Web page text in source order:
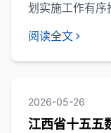
划实施工作有序
阅读全文
2026-05-26
江西省十五五